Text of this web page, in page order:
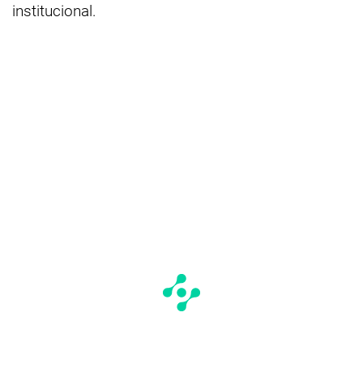
institucional.